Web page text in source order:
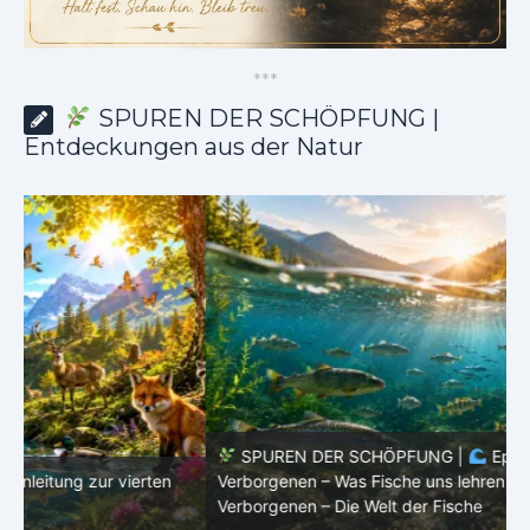
***
SPUREN DER SCHÖPFUNG |
Entdeckungen aus der Natur
SPUREN DER SCHÖPFUNG |
Episode 8 – Leben im
Verborgenen – Was Fische uns lehren |
Leben im
Verborgenen – Die Welt der Fische